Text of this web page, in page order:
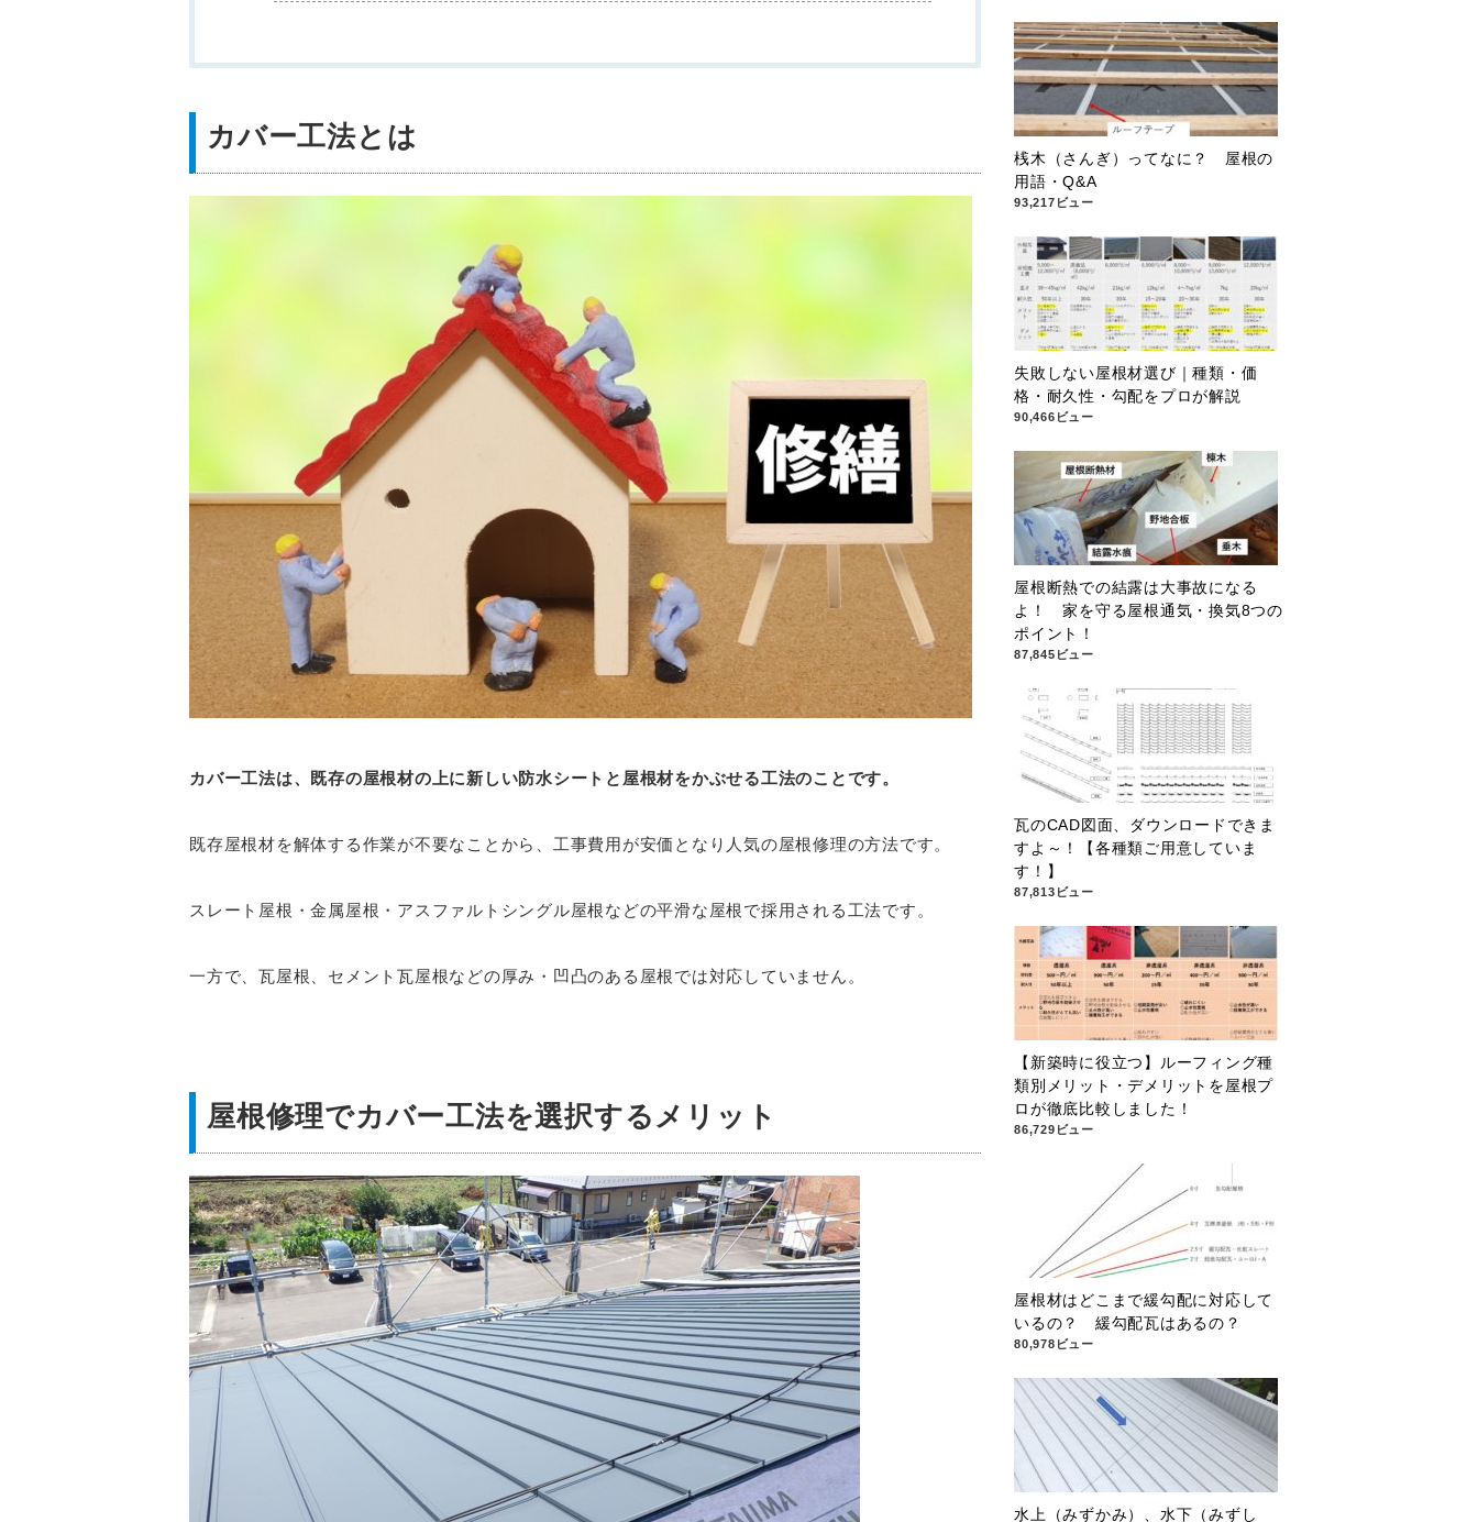
カバー工法とは
カバー工法は、既存の屋根材の上に新しい防水シートと屋根材をかぶせる工法のことです。
既存屋根材を解体する作業が不要なことから、工事費用が安価となり人気の屋根修理の方法です。
スレート屋根・金属屋根・アスファルトシングル屋根などの平滑な屋根で採用される工法です。
一方で、瓦屋根、セメント瓦屋根などの厚み・凹凸のある屋根では対応していません。
屋根修理でカバー工法を選択するメリット
桟木（さんぎ）ってなに？ 屋根の
用語・Q&A
93,217ビュー
失敗しない屋根材選び｜種類・価
格・耐久性・勾配をプロが解説
90,466ビュー
屋根断熱での結露は大事故になる
よ！ 家を守る屋根通気・換気8つの
ポイント！
87,845ビュー
瓦のCAD図面、ダウンロードできま
すよ～！【各種類ご用意していま
す！】
87,813ビュー
【新築時に役立つ】ルーフィング種
類別メリット・デメリットを屋根プ
ロが徹底比較しました！
86,729ビュー
屋根材はどこまで緩勾配に対応して
いるの？ 緩勾配瓦はあるの？
80,978ビュー
水上（みずかみ）、水下（みずし